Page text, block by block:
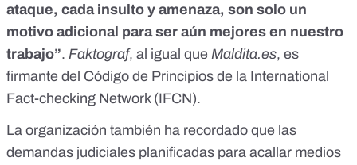
ataque, cada insulto y amenaza, son solo un
motivo adicional para ser aún mejores en nuestro
trabajo”. Faktograf, al igual que Maldita.es, es
firmante del Código de Principios de la International
Fact-checking Network (IFCN).
La organización también ha recordado que las
demandas judiciales planificadas para acallar medios